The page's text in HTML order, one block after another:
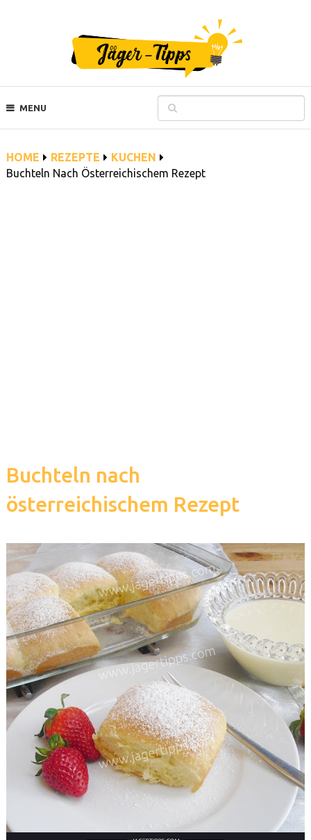
MENU
HOME REZEPTE
KUCHEN
Buchteln Nach Österreichischem Rezept
Buchteln nach
österreichischem Rezept